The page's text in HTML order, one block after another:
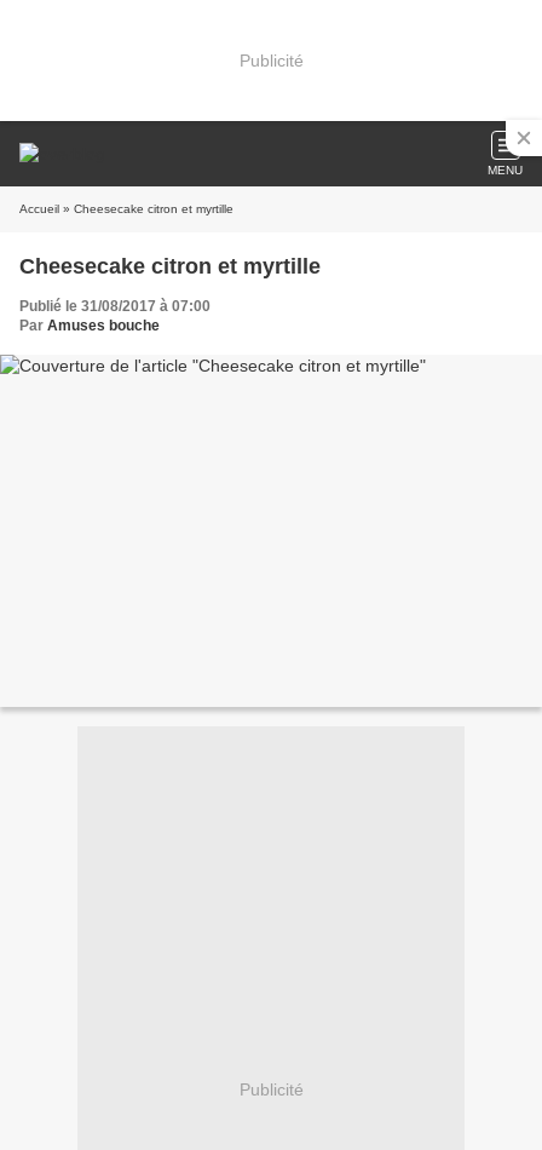
Publicité
MENU
Accueil » Cheesecake citron et myrtille
Cheesecake citron et myrtille
Publié le 31/08/2017 à 07:00
Par Amuses bouche
Publicité